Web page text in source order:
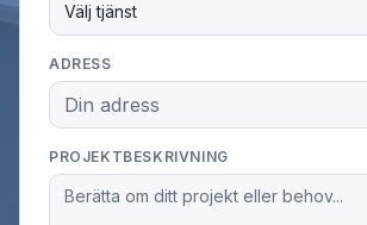
Välj tjänst
ADRESS
PROJEKTBESKRIVNING